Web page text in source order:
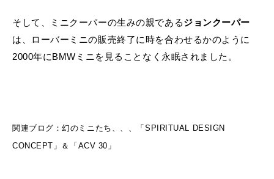
そして、ミニクーパーの生みの親であるジョンクーパー
は、ローバーミニの販売終了に時を合わせるかのように
2000年にBMWミニを見ることなく永眠されました。
関連ブログ：幻のミニたち、、、「SPIRITUAL DESIGN
CONCEPT」＆「ACV 30」